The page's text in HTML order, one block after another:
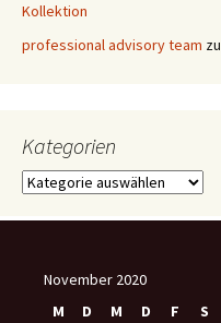
Kollektion
professional advisory team zu
Kategorien
Kategorien
November 2020
M
D M D F S